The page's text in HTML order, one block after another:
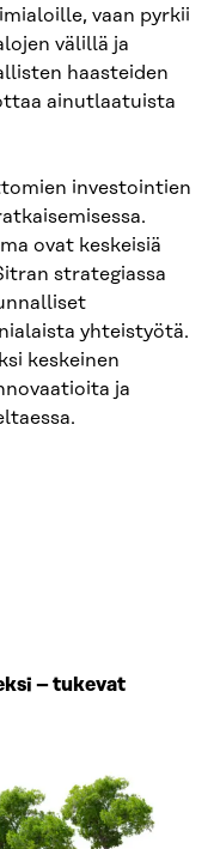
vaan pyrkii
välillä ja
haasteiden
ainutlaatuista
investointien
ovat keskeisiä
strategiassa
yhteistyötä.
keskeinen
ja
– tukevat